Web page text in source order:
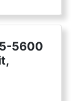
5600